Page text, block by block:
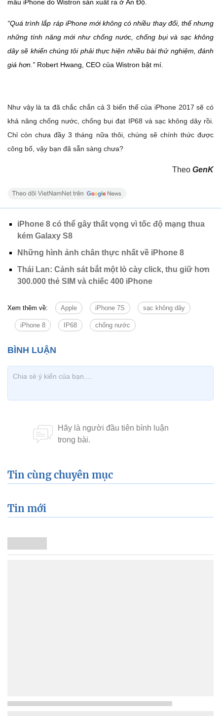
mẫu iPhone do Wistron sản xuất ra ở Ấn Độ.
“Quá trình lắp ráp iPhone mới không có nhiều thay đổi, thế nhưng
những tính năng mới như chống nước, chống bụi và sạc không
dây sẽ khiến chúng tôi phải thực hiện nhiều bài thử nghiệm, đánh
giá hơn.” Robert Hwang, CEO của Wistron bật mí.
Như vậy là ta đã chắc chắn cả 3 biến thể của iPhone 2017 sẽ có
khả năng chống nước, chống bụi đạt IP68 và sạc không dây rồi.
Chỉ còn chưa đầy 3 tháng nữa thôi, chúng sẽ chính thức được
công bố, vậy bạn đã sẵn sàng chưa?
Theo GenK
iPhone 8 có thể gây thất vọng vì tốc độ mạng thua
kém Galaxy S8
Những hình ảnh chân thực nhất về iPhone 8
Thái Lan: Cảnh sát bắt một lò cày click, thu giữ hơn
300.000 thẻ SIM và chiếc 400 iPhone
Xem thêm về: Apple iPhone 7S sạc không dây
iPhone 8 IP68 chống nước
Tin cùng chuyên mục
Tin mới